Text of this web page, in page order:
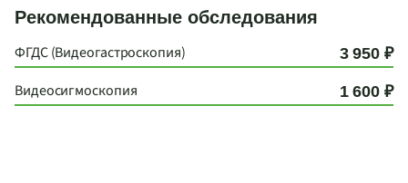
Рекомендованные обследования
ФГДС (Видеогастроскопия)
3 950 ₽
Видеосигмоскопия 1 600 ₽